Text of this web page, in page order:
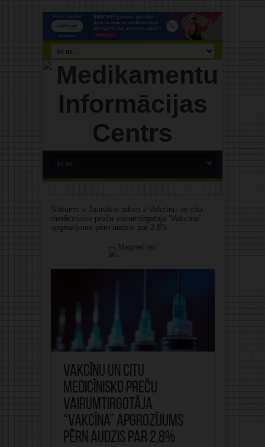
Sākums » Jaunākie raksti » Vakcīnu un citu
medicīnisko preču vairumtirgotāja “Vakcīna”
apgrozījums pērn audzis par 2,8%
Vakcīnu un citu
medicīnisko preču
vairumtirgotāja
“Vakcīna” apgrozījums
pērn audzis par 2,8%